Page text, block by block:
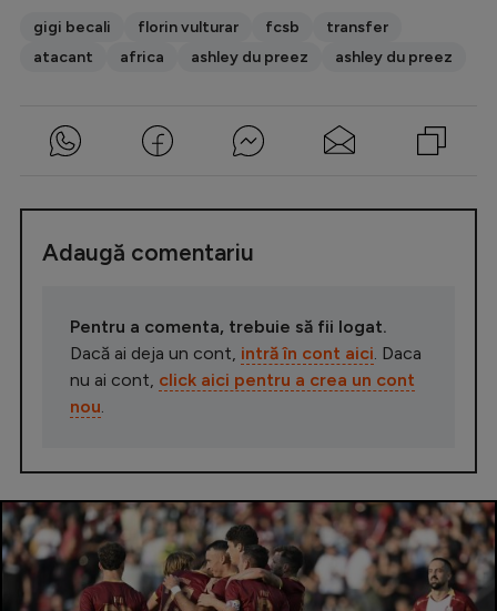
gigi becali florin vulturar fcsb
transfer
atacant
africa ashley du preez ashley du preez
Adaugă comentariu
Pentru a comenta, trebuie să fii logat.
Dacă ai deja un cont, intră în cont aici . Daca
nu ai cont, click aici pentru a crea un cont
nou